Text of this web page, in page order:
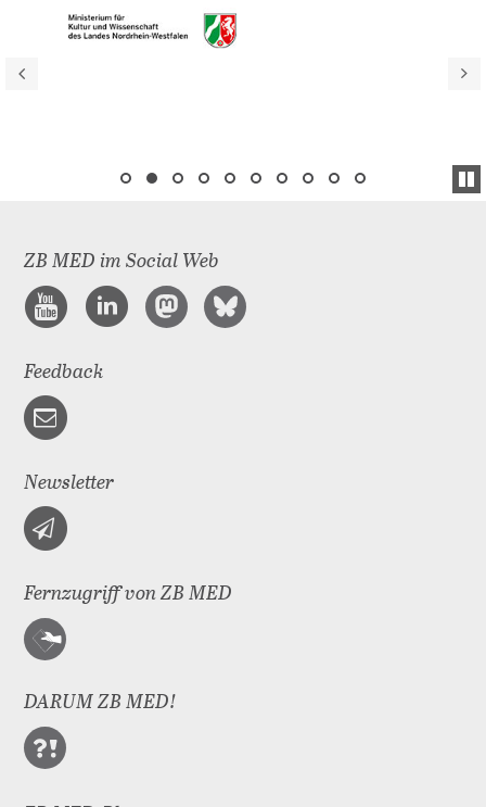
ZB MED im Social Web
Feedback
Newsletter
Fernzugriff von ZB MED
DARUM ZB MED!